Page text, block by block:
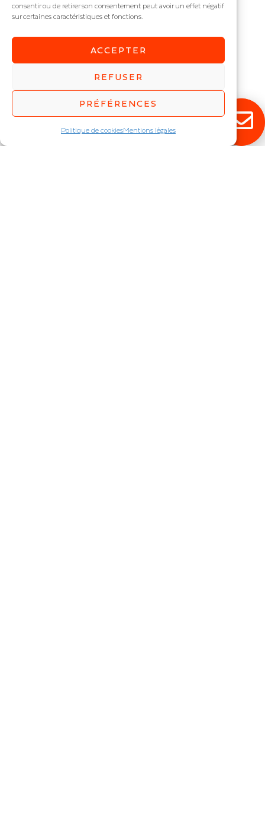
consentir ou de retirer son consentement peut avoir un effet négatif
sur certaines caractéristiques et fonctions.
ACCEPTER
REFUSER
PRÉFÉRENCES
Politique de cookiesMentions légales
Dalle LED faible
éblouissement IP : IP40